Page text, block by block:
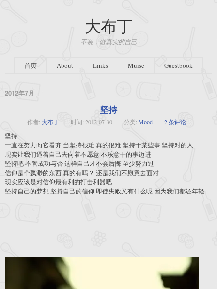
大布丁
不装，做真实的自己
首页 About Links Muisc Guestbook
2012年7月
坚持
作者: 大布丁 时间: 2012-07-30 分类: Mood 2 条评论
坚持
一直在努力向它看齐 当坚持很难 真的很难 坚持干某些事 坚持对的人
现实让我们逼着自己去向着不愿意 不乐意干的事迈进
坚持吧 不管成功与否 这样自己才不会后悔 至少努力过
信仰是个飘渺的东西 真的有吗？ 还是我们不愿意去面对
现实应该是对信仰最有利的打击利器吧
坚持自己的梦想 坚持自己的信仰 即使失败又有什么呢 因为我们都还年轻